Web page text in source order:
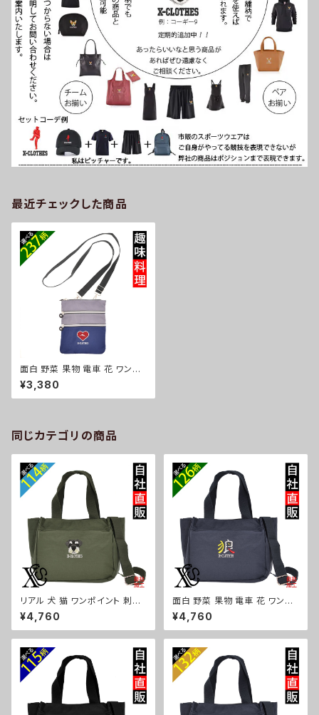
最近チェックした商品
面白 野菜 果物 電車 花 ワンポ
イント 刺繍 ミニ ショルダーバッ
グ レディース おしゃれ マルチ
ツールポーチ スマホ 雑貨 グッ
¥3,380
同じカテゴリの商品
リアル 犬 猫 ワンポイント 刺繍
トート ショルダーバッグ カジュ
アル 軽量 レディース メンズ 雑
貨 グッズ 自社ブランド 柄 ギフト
ザー パグ ビションフリーゼ ori-
a-bg181-b10-s
¥4,760
面白 野菜 果物 電車 花 ワンポ
イント 刺繍トート ショルダーバ
ッグ カジュアル 軽量 レディース
メンズ 雑貨 グッズ 自社ブランド
鳥獣戯画 富士山 パチンコ ori-
a-bg181-b09-s
¥4,760